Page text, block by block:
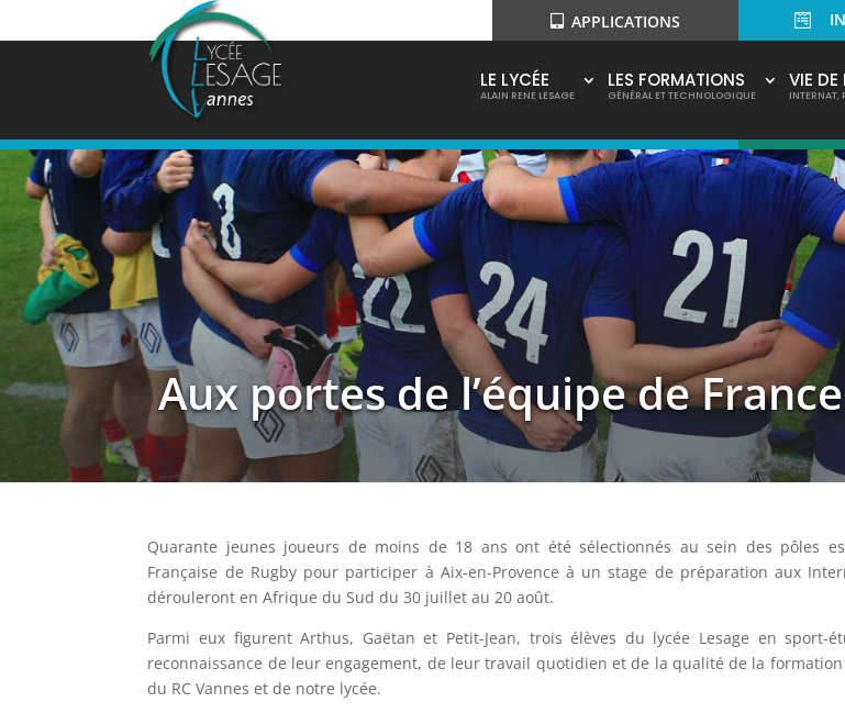
APPLICATIONS 
LE LYCÉE
ALAIN RENE LESAGE
LES FORMATIONS
GÉNÉRAL ET TECHNOLOGIQUE
VIE DE
INTERNAT,
Aux portes de l’équipe de France
Quarante jeunes joueurs de moins de 18 ans ont été sélectionnés au sein des pôles
Française de Rugby pour participer à Aix-en-Provence à un stage de préparation aux
dérouleront en Afrique du Sud du 30 juillet au 20 août.
Parmi eux figurent Arthus, Gaëtan et Petit-Jean, trois élèves du lycée Lesage en sport-
reconnaissance de leur engagement, de leur travail quotidien et de la qualité de la formation
du RC Vannes et de notre lycée.